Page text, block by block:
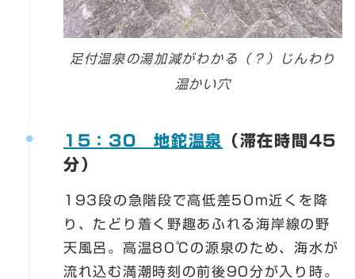
足付温泉の湯加減がわかる（？）じんわり
温かい穴
15：30地鉈温泉 （ 滞在時間45
分 ）
193段の急階段で高低差50m近くを降
り、たどり着く野趣あふれる海岸線の野
天風呂。高温80℃の源泉のため、海水が
流れ込む満潮時刻の前後90分が入り時。